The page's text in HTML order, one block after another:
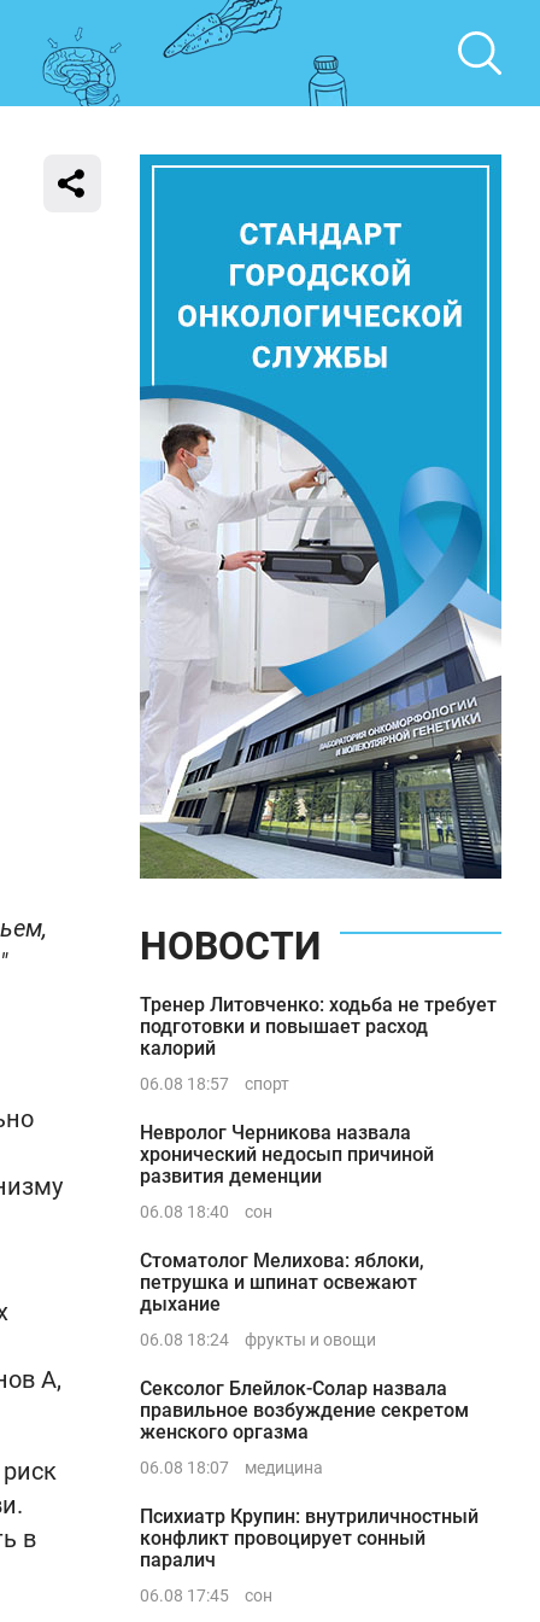
A,
в
НОВОСТИ
Тренер Литовченко: ходьба не требует
подготовки и повышает расход
калорий
06.08 18:57 спорт
Невролог Черникова назвала
хронический недосып причиной
развития деменции
06.08 18:40 сон
Стоматолог Мелихова: яблоки,
петрушка и шпинат освежают
дыхание
06.08 18:24 фрукты и овощи
Сексолог Блейлок-Солар назвала
правильное возбуждение секретом
женского оргазма
06.08 18:07 медицина
Психиатр Крупин: внутриличностный
конфликт провоцирует сонный
паралич
06.08 17:45 сон